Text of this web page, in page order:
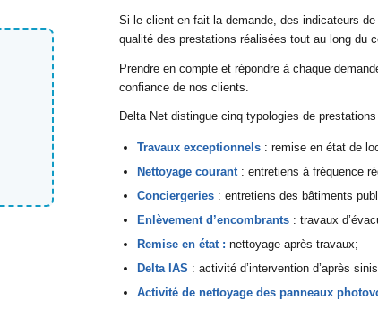
Si le client en fait la demande, des indicateurs
qualité des prestations réalisées tout au long du
Prendre en compte et répondre à chaque
confiance de nos clients.
Delta Net distingue cinq typologies de
Travaux exceptionnels : remise en état de
Nettoyage courant : entretiens à fréquence
Conciergeries : entretiens des bâtiments
Enlèvement d’encombrants : travaux
Remise en état : nettoyage après travaux;
Delta IAS : activité d’intervention d’après
Activité de nettoyage des panneaux